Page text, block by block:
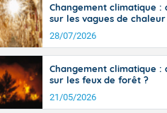
Changement climatique :
sur les vagues de chaleur
28/07/2026
Changement climatique :
sur les feux de forêt ?
21/05/2026